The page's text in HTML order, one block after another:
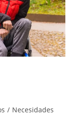
/ Necesidades